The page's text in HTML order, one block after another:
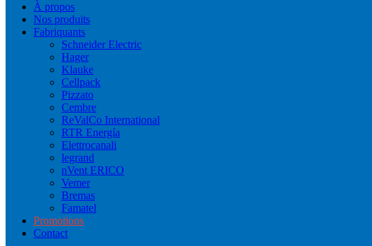
À propos
Nos produits
Fabriquants
Schneider Electric
Hager
Klauke
Cellpack
Pizzato
Cembre
ReValCo International
RTR Energía
Elettrocanali
legrand
nVent ERICO
Vemer
Bremas
Famatel
Promotions
Contact